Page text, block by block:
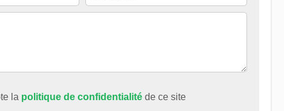
la politique de confidentialitéde ce site